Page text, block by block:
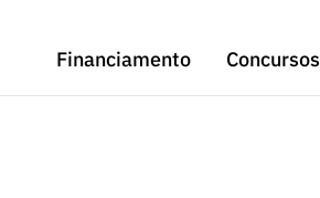
Financiamento
Concursos